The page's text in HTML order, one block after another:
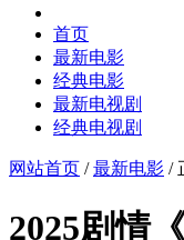
首页
最新电影
经典电影
最新电视剧
经典电视剧
网站首页 /最新电影 /
2025剧情